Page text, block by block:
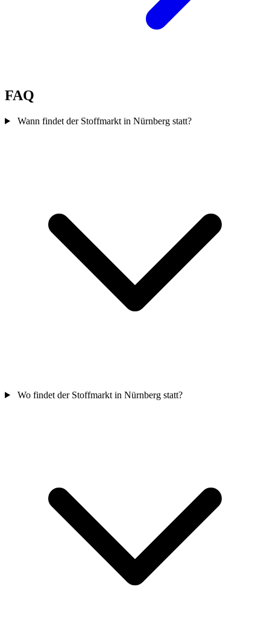
FAQ
Wann findet der Stoffmarkt in Nürnberg statt?
Wo findet der Stoffmarkt in Nürnberg statt?